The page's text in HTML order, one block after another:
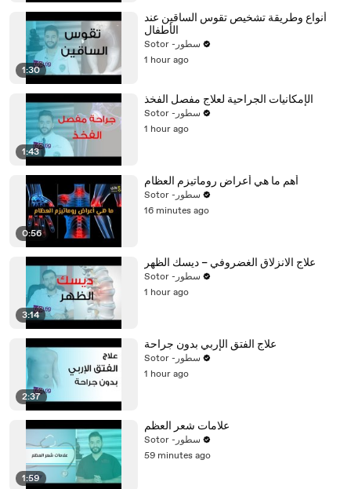
1:30
أنواع وطريقة تشخيص تقوس الساقين عند
الأطفال
Sotor -سطور
1 hour ago
1:43
الإمكانيات الجراحية لعلاج مفصل الفخذ
Sotor -سطور
1 hour ago
0:56
أهم ما هي أعراض روماتيزم العظام
Sotor -سطور
16 minutes ago
3:14
علاج الانزلاق الغضروفي – ديسك الظهر
Sotor -سطور
1 hour ago
2:37
علاج الفتق الإربي بدون جراحة
Sotor -سطور
1 hour ago
1:59
علامات شعر العظم
Sotor -سطور
59 minutes ago